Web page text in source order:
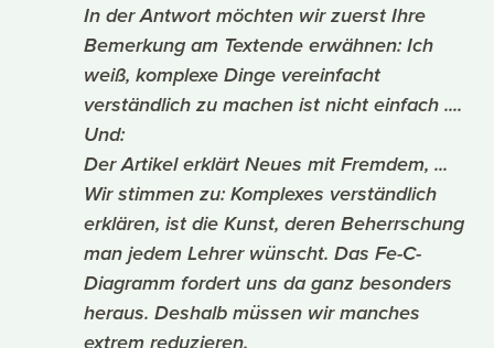
In der Antwort möchten wir zuerst Ihre
Bemerkung am Textende erwähnen: Ich
weiß, komplexe Dinge vereinfacht
verständlich zu machen ist nicht einfach ....
Und:
Der Artikel erklärt Neues mit Fremdem, ...
Wir stimmen zu: Komplexes verständlich
erklären, ist die Kunst, deren Beherrschung
man jedem Lehrer wünscht. Das Fe-C-
Diagramm fordert uns da ganz besonders
heraus. Deshalb müssen wir manches